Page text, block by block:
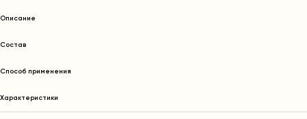
Описание
Состав
Способ применения
Характеристики